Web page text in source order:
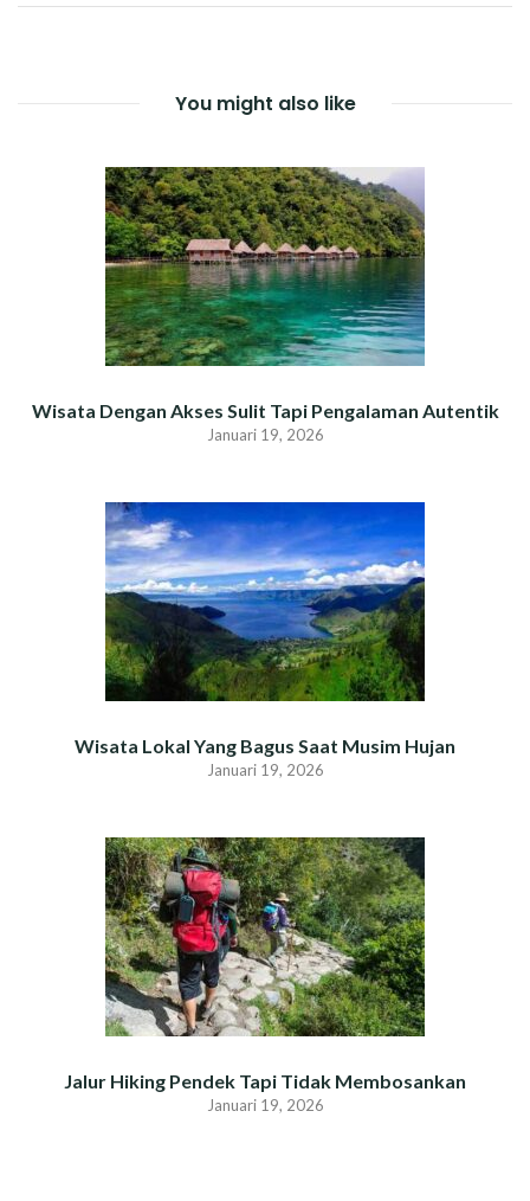
You might also like
Wisata Dengan Akses Sulit Tapi Pengalaman Autentik
Januari 19, 2026
Wisata Lokal Yang Bagus Saat Musim Hujan
Januari 19, 2026
Jalur Hiking Pendek Tapi Tidak Membosankan
Januari 19, 2026